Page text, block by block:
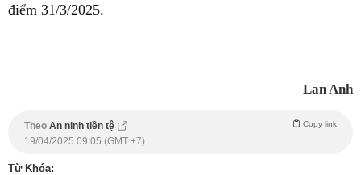
điểm 31/3/2025.
Lan Anh
Theo An ninh tiền tệ Copy link
19/04/2025 09:05 (GMT +7)
Từ Khóa: